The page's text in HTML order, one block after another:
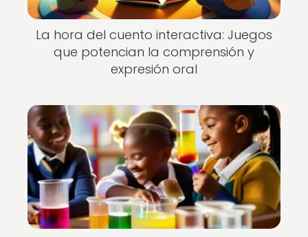
La hora del cuento interactiva: Juegos
que potencian la comprensión y
expresión oral